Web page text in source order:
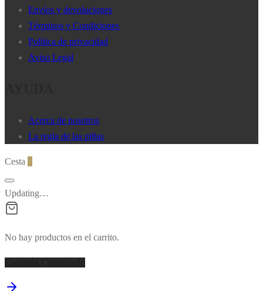
opciones
se
pueden
Envíos y devoluciones
Términos y Condiciones
Política de privacidad
Aviso Legal
Acerca de nosotros
La regla de las piñas
Cesta
Updating…
No hay productos en el carrito.